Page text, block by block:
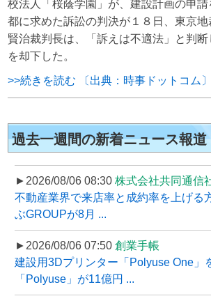
校法人「桜蔭学園」が、建設計画の申請
都に求めた訴訟の判決が１８日、東京地
賢治裁判長は、「訴えは不適法」と判
を却下した。
>>続きを読む 〔出典：時事ドットコム〕
過去一週間の新着ニュース報道
►2026/08/06 08:30 株式会社共同通信
不動産業界で来店率と成約率を上げる
ぶGROUPが8月 ...
►2026/08/06 07:50 創業手帳
建設用3Dプリンター「Polyuse One」
「Polyuse」が11億円 ...